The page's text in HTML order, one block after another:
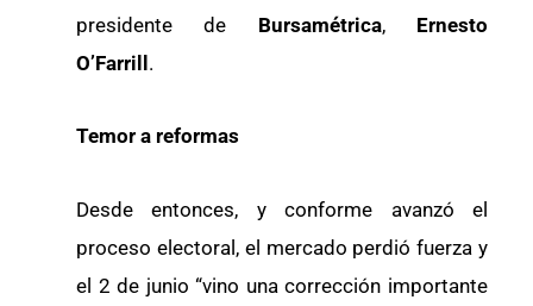
presidente de Bursamétrica, Ernesto
O’Farrill.
Temor a reformas
Desde entonces, y conforme avanzó el
proceso electoral, el mercado perdió fuerza y
el 2 de junio “vino una corrección importante